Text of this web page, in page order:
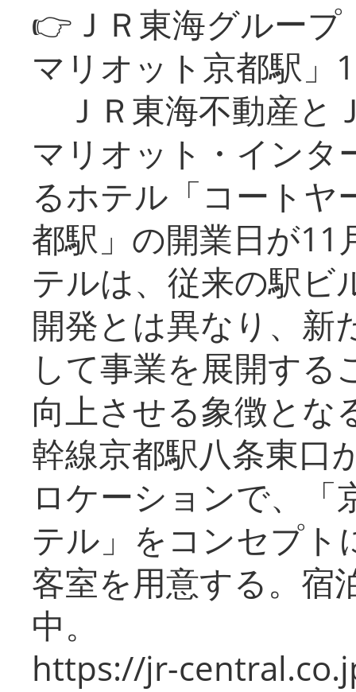
👉ＪＲ東海グルー
マリオット京都駅」
ＪＲ東海不動産と
マリオット・インタ
るホテル「コートヤ
都駅」の開業日が11
テルは、従来の駅ビ
開発とは異なり、新
して事業を展開する
向上させる象徴とな
幹線京都駅八条東口
ロケーションで、「
テル」をコンセプト
客室を用意する。宿
中。
https://jr-